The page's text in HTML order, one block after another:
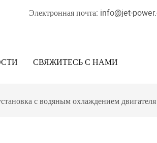
Электронная почта: info@jet-
СВЯЖИТЕСЬ С НАМИ
с водяным охлаждением